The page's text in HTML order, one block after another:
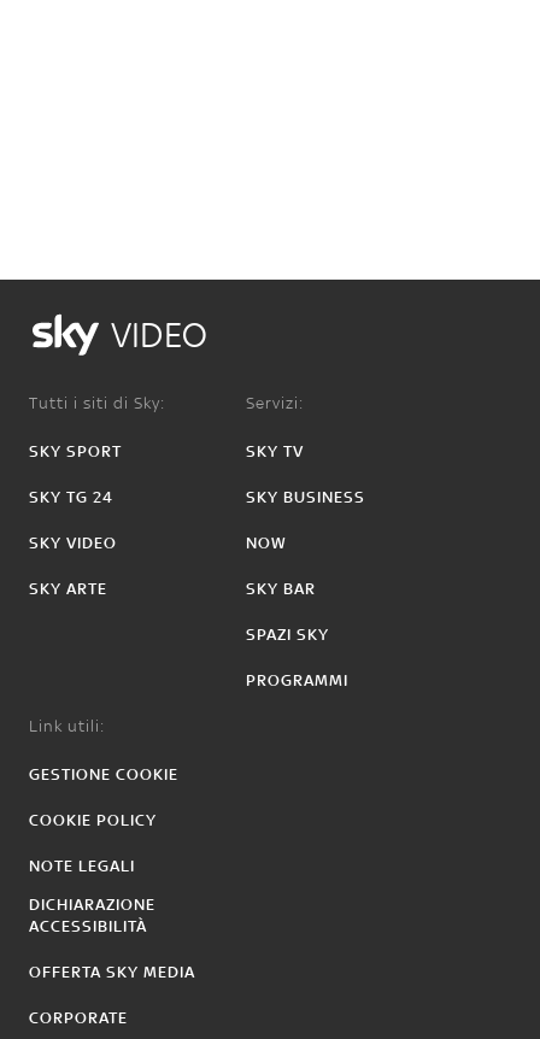
VIDEO
Tutti i siti di Sky:
SKY SPORT
SKY TG 24
SKY VIDEO
SKY ARTE
Servizi:
SKY TV
SKY BUSINESS
NOW
SKY BAR
SPAZI SKY
PROGRAMMI
Link utili:
GESTIONE COOKIE
COOKIE POLICY
NOTE LEGALI
DICHIARAZIONE
ACCESSIBILITÀ
OFFERTA SKY MEDIA
CORPORATE